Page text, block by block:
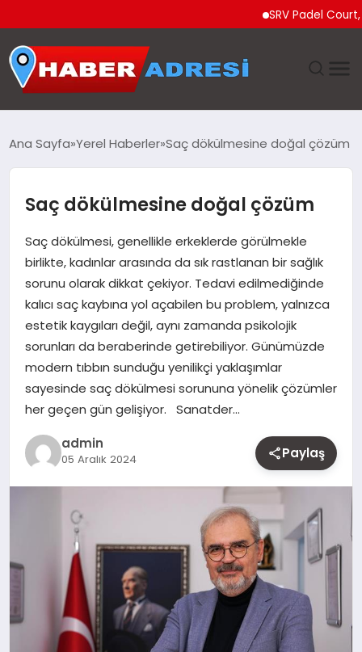
SRV Padel Court,
GÜNDEM
SPOR
EKONOMI
TEKNOLOJI
EĞITIM
MAGAZIN
OTOMOBIL
Ana Sayfa Yerel Haberler Saç dökülmesine doğal çözüm
Saç dökülmesine doğal çözüm
Saç dökülmesi, genellikle erkeklerde görülmekle
birlikte, kadınlar arasında da sık rastlanan bir sağlık
sorunu olarak dikkat çekiyor. Tedavi edilmediğinde
kalıcı saç kaybına yol açabilen bu problem, yalnızca
estetik kaygıları değil, aynı zamanda psikolojik
sorunları da beraberinde getirebiliyor. Günümüzde
modern tıbbın sunduğu yenilikçi yaklaşımlar
sayesinde saç dökülmesi sorununa yönelik çözümler
her geçen gün gelişiyor. Sanatder…
admin
05 Aralık 2024 Paylaş